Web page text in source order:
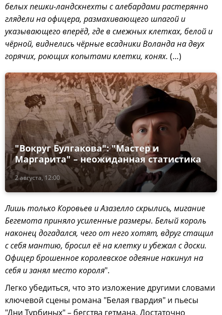
белых пешки-ландскнехты с алебардами растерянно
глядели на офицера, размахивающего шпагой и
указывающего вперёд, где в смежных клетках, белой и
чёрной, виднелись чёрные всадники Воланда на двух
горячих, роющих копытами клетки, конях. (…)
2 августа, 12:00
"Вокруг Булгакова": "Мастер и
Маргарита" – неожиданная статистика
Лишь только Коровьев и Азазелло скрылись, мигание
Бегемота приняло усиленные размеры. Белый король
наконец догадался, чего от него хотят, вдруг стащил
с себя мантию, бросил её на клетку и убежал с доски.
Офицер брошенное королевское одеяние накинул на
себя и занял место короля".
Легко убедиться, что это изложение другими словами
ключевой сцены романа "Белая гвардия" и пьесы
"Дни Турбиных" – бегства гетмана. Достаточно